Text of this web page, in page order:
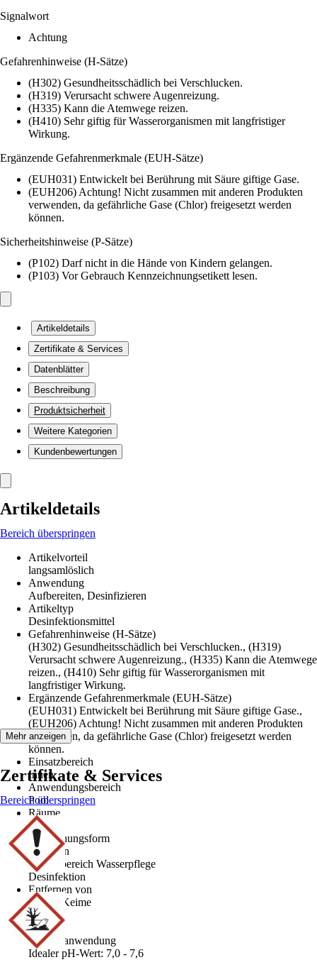
Signalwort
Achtung
Gefahrenhinweise (H-Sätze)
(H302) Gesundheitsschädlich bei Verschlucken.
(H319) Verursacht schwere Augenreizung.
(H335) Kann die Atemwege reizen.
(H410) Sehr giftig für Wasserorganismen mit langfristiger
Wirkung.
Ergänzende Gefahrenmerkmale (EUH-Sätze)
(EUH031) Entwickelt bei Berührung mit Säure giftige Gase.
(EUH206) Achtung! Nicht zusammen mit anderen Produkten
verwenden, da gefährliche Gase (Chlor) freigesetzt werden
können.
Sicherheitshinweise (P-Sätze)
(P102) Darf nicht in die Hände von Kindern gelangen.
(P103) Vor Gebrauch Kennzeichnungsetikett lesen.
Artikeldetails
Zertifikate & Services
Datenblätter
Beschreibung
Produktsicherheit
Weitere Kategorien
Kundenbewertungen
Artikeldetails
Bereich überspringen
Artikelvorteil
langsamlöslich
Anwendung
Aufbereiten, Desinfizieren
Artikeltyp
Desinfektionsmittel
Gefahrenhinweise (H-Sätze)
(H302) Gesundheitsschädlich bei Verschlucken., (H319)
Verursacht schwere Augenreizung., (H335) Kann die Atemwege
reizen., (H410) Sehr giftig für Wasserorganismen mit
langfristiger Wirkung.
Ergänzende Gefahrenmerkmale (EUH-Sätze)
(EUH031) Entwickelt bei Berührung mit Säure giftige Gase.,
(EUH206) Achtung! Nicht zusammen mit anderen Produkten
verwenden, da gefährliche Gase (Chlor) freigesetzt werden
können.
Einsatzbereich
Innen
Anwendungsbereich
Pool
Räume
Garten
Darreichungsform
Tabletten
Einsatzbereich Wasserpflege
Desinfektion
Entfernen von
Algen, Keime
Inhalt
5 kg
Produktanwendung
Idealer pH-Wert: 7,0 - 7,6
Mehr anzeigen
Zertifikate & Services
Bereich überspringen